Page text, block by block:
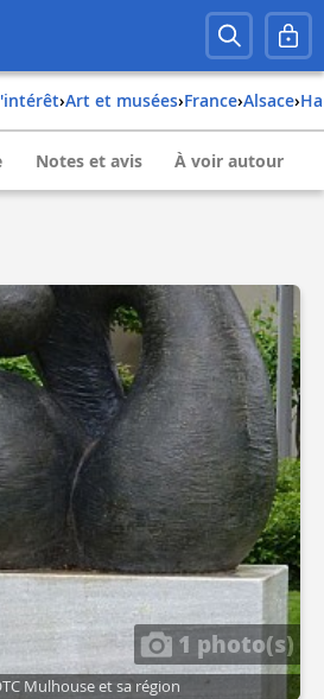
› Art et musées› france› alsace›
Notes et avis À voir autour
1 photo(s)
Mulhouse et sa région